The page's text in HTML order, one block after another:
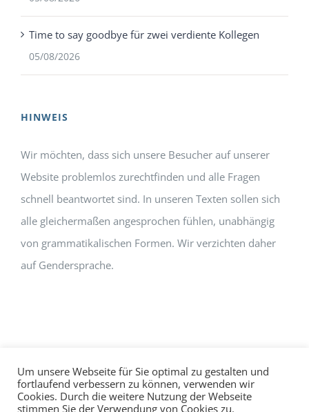
Time to say goodbye für zwei verdiente Kollegen
05/08/2026
HINWEIS
Wir möchten, dass sich unsere Besucher auf unserer
Website problemlos zurechtfinden und alle Fragen
schnell beantwortet sind. In unseren Texten sollen sich
alle gleichermaßen angesprochen fühlen, unabhängig
von grammatikalischen Formen. Wir verzichten daher
auf Gendersprache.
Impressum Datenschutz©hallo!rot
Um unsere Webseite für Sie optimal zu gestalten und
fortlaufend verbessern zu können, verwenden wir
Cookies. Durch die weitere Nutzung der Webseite
stimmen Sie der Verwendung von Cookies zu.